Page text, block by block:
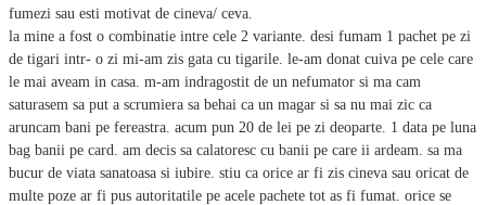
fumezi sau esti motivat de cineva/ ceva.
la mine a fost o combinatie intre cele 2 variante. desi fumam 1 pachet pe zi
de tigari intr- o zi mi-am zis gata cu tigarile. le-am donat cuiva pe cele care
le mai aveam in casa. m-am indragostit de un nefumator si ma cam
saturasem sa put a scrumiera sa behai ca un magar si sa nu mai zic ca
aruncam bani pe fereastra. acum pun 20 de lei pe zi deoparte. 1 data pe luna
bag banii pe card. am decis sa calatoresc cu banii pe care ii ardeam. sa ma
bucur de viata sanatoasa si iubire. stiu ca orice ar fi zis cineva sau oricat de
multe poze ar fi pus autoritatile pe acele pachete tot as fi fumat. orice se